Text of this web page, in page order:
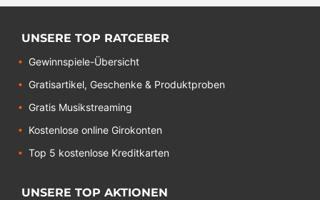
UNSERE TOP RATGEBER
Gewinnspiele-Übersicht
Gratisartikel, Geschenke & Produktproben
Gratis Musikstreaming
Kostenlose online Girokonten
Top 5 kostenlose Kreditkarten
UNSERE TOP AKTIONEN